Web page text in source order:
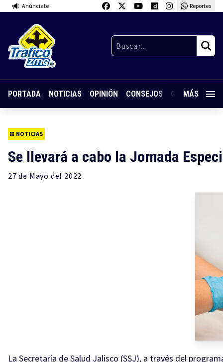
Anúnciate Reportes
PORTADA NOTICIAS OPINIÓN CONSEJOS GUARDIA
MÁS
NOTICIAS
Se llevará a cabo la Jornada
27 de Mayo del 2022
La Secretaría de Salud Jalisco (SSJ), a través del